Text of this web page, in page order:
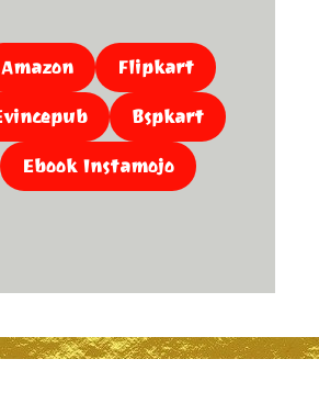
Amazon
Flipkart
Bspkart
Ebook Instamojo